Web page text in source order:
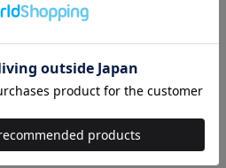
43cm 59.5cm
普通 厚手